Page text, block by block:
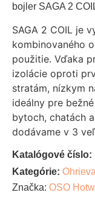
bojler SAGA 2
SAGA 2 COIL je
kombinovaného
použitie. Vďaka
izolácie oproti
stratám, nízkym
ideálny pre
bytoch, chatách
dodávame v 3
Katalógové číslo:
Kategórie:
Značka: OSO